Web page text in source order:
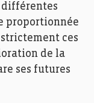
proportionnée
ces
de la
ses futures